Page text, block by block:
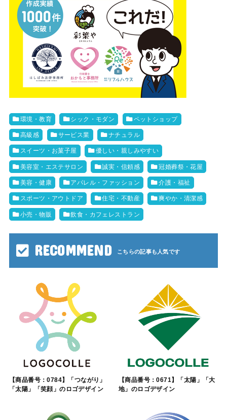
環境・教育 シック・モダン ペットショップ
高級感 サービス業 ナチュラル
スイーツ・お菓子屋 優しい・親しみやすい
美容室・エステサロン 誠実・信頼感 冠婚葬祭・花屋
美容・健康 アパレル・ファッション 介護・福祉
スポーツ・アウトドア 住宅・不動産 爽やか・清潔感
小売・物販 飲食・カフェレストラン
RECOMMEND
【商品番号：0784】「つながり」
「太陽」「笑顔」のロゴデザイン
【商品番号：0671】「太陽」「大
地」のロゴデザイン